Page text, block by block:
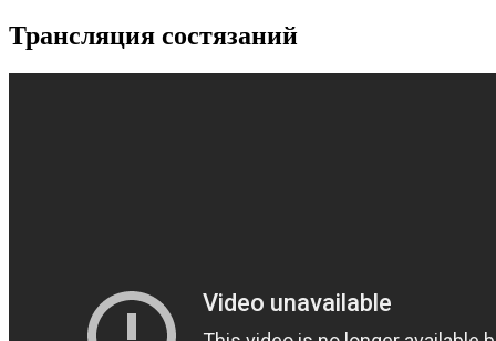
Трансляция состязаний